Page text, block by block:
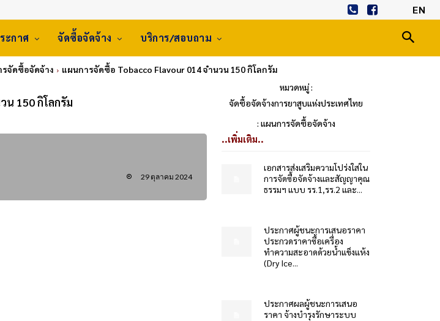
EN
ะกาศ จัดซื้อจัดจ้าง บริการ/สอบถาม
รจัดซื้อจัดจ้าง แผนการจัดซื้อ Tobacco Flavour 014 จำนวน 150 กิโลกรัม
น 150 กิโลกรัม
หมวดหมู่ :
จัดซื้อจัดจ้างการยาสูบแห่งประเทศไทย
: แผนการจัดซื้อจัดจ้าง
29 ตุลาคม 2024
..เพิ่มเติม..
เอกสารส่งเสริมความโปร่งใสใน
การจัดซื้อจัดจ้างและสัญญาคุณ
ธรรมฯ แบบ รร.1,รร.2 และ...
ประกาศผู้ชนะการเสนอราคา
ประกวดราคาซื้อเครื่อง
ทำความสะอาดด้วยน้ำแข็งแห้ง
(Dry Ice...
ประกาศผลผู้ชนะการเสนอ
ราคา จ้างบำรุงรักษาระบบ